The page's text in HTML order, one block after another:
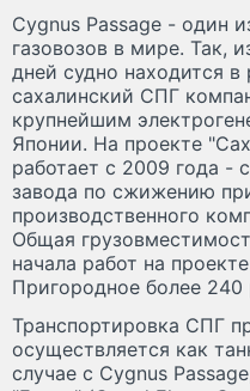
Cygnus Passage - один
газовозов в мире. Так,
дней судно находится в
сахалинский СПГ
крупнейшим
Японии. На проекте
работает с 2009 года -
завода по сжижению
производственного
Общая
начала работ на
Пригородное более 240
Транспортировка СПГ
осуществляется как
случае с Cygnus